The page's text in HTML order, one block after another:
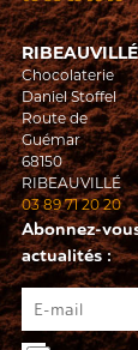
RIBEAUVILLÉ
Chocolaterie
Daniel Stoffel
Route de
Guémar
68150
RIBEAUVILLÉ
03 89 71 20 20
Abonnez-
actualités :